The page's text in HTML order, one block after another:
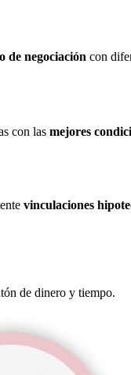
de negociación con
con las mejores
vinculaciones
de dinero y tiempo.